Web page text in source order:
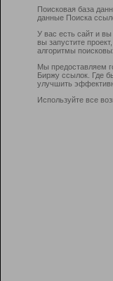
Поисковая база
данные Поиска
У вас есть сайт и
вы запустите
алгоритмы
Мы предоставляем
Биржу ссылок. Где
улучшить
Используйте все